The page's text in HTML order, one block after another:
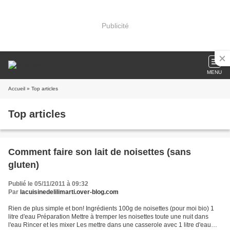
Publicité
MENU
Accueil » Top articles
Top articles
Comment faire son lait de noisettes (sans
gluten)
Publié le 05/11/2011 à 09:32
Par lacuisinedelilimarti.over-blog.com
Rien de plus simple et bon! Ingrédients 100g de noisettes (pour moi bio) 1
litre d'eau Préparation Mettre à tremper les noisettes toute une nuit dans
l'eau Rincer et les mixer Les mettre dans une casserole avec 1 litre d'eau